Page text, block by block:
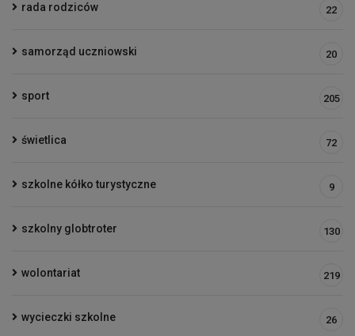
rada rodziców 22
samorząd uczniowski 20
sport 205
świetlica 72
szkolne kółko turystyczne 9
szkolny globtroter 130
wolontariat 219
wycieczki szkolne 26